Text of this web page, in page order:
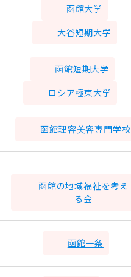
函館大学
大谷短期大学
函館短期大学
ロシア極東大学
函館理容美容専門学校
函館の地域福祉を考え
る会
函館一条